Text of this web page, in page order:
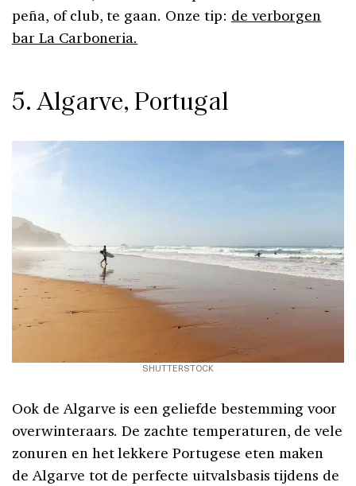
peña, of club, te gaan. Onze tip: de verborgen
bar La Carboneria.
5. Algarve, Portugal
SHUTTERSTOCK
Ook de Algarve is een geliefde bestemming voor
overwinteraars. De zachte temperaturen, de vele
zonuren en het lekkere Portugese eten maken
de Algarve tot de perfecte uitvalsbasis tijdens de